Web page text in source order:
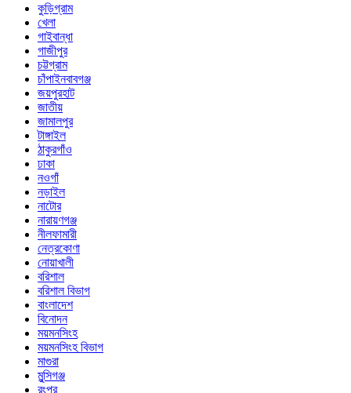
কুড়িগ্রাম
খেলা
গাইবান্ধা
গাজীপুর
চট্টগ্রাম
চাঁপাইনবাবগঞ্জ
জয়পুরহাট
জাতীয়
জামালপুর
টাঙ্গাইল
ঠাকুরগাঁও
ঢাকা
নওগাঁ
নড়াইল
নাটোর
নারায়ণগঞ্জ
নীলফামারী
নেত্রকোণা
নোয়াখালী
বরিশাল
বরিশাল বিভাগ
বাংলাদেশ
বিনোদন
ময়মনসিংহ
ময়মনসিংহ বিভাগ
মাগুরা
মুন্সিগঞ্জ
রংপুর